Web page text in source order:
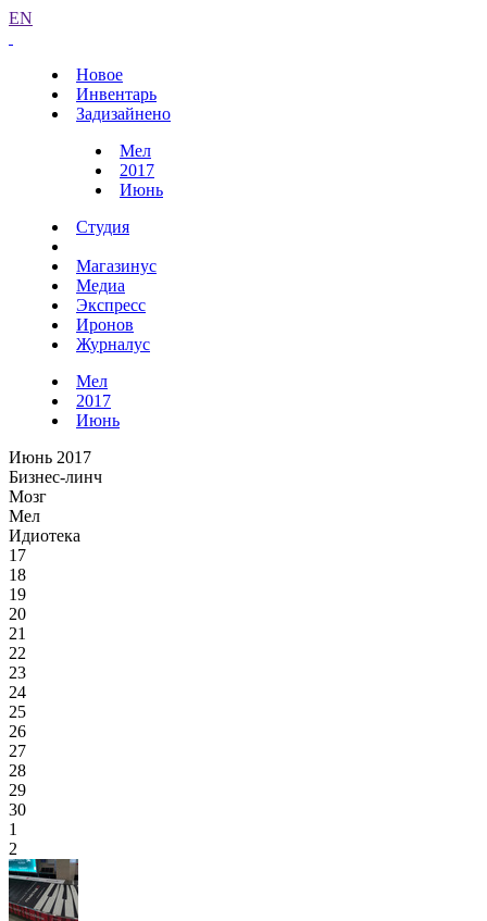
EN
Новое
Инвентарь
Задизайнено
Мел
2017
Июнь
Студия
Магазинус
Медиа
Экспресс
Иронов
Журналус
Мел
2017
Июнь
Июнь 2017
Бизнес-линч
Мозг
Мел
Идиотека
17
18
19
20
21
22
23
24
25
26
27
28
29
30
1
2